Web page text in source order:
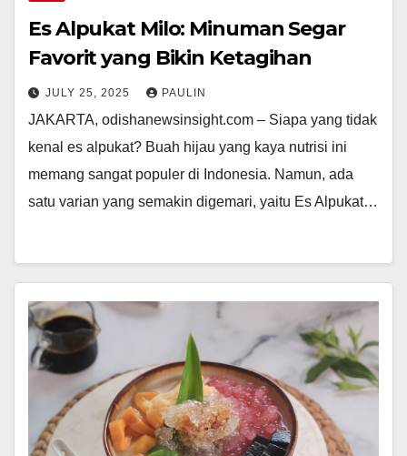
Es Alpukat Milo: Minuman Segar
Favorit yang Bikin Ketagihan
JULY 25, 2025 PAULIN
JAKARTA, odishanewsinsight.com – Siapa yang tidak
kenal es alpukat? Buah hijau yang kaya nutrisi ini
memang sangat populer di Indonesia. Namun, ada
satu varian yang semakin digemari, yaitu Es Alpukat…